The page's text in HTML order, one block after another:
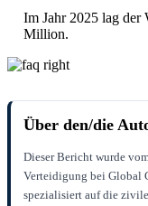
Im Jahr 2025 lag
Million.
Über den/die
Dieser Bericht wurde
Verteidigung bei Global
spezialisiert auf die